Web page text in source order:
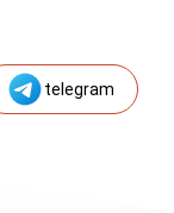
telegram